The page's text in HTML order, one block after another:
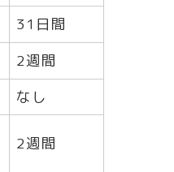
31日間
2週間
なし
2週間